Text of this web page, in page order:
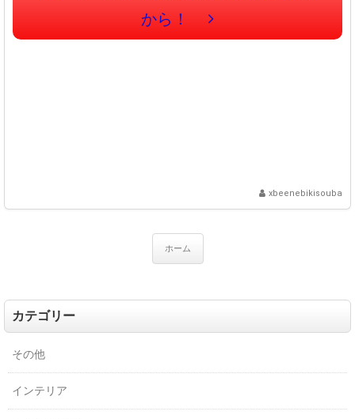
から！
xbeenebikisouba
ホーム
カテゴリー
その他
インテリア